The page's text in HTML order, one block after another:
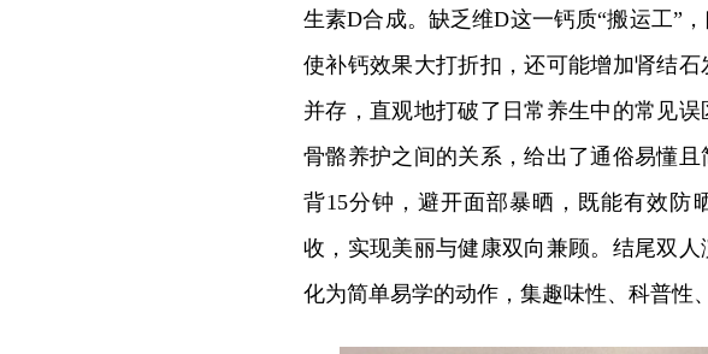
生素D合成。缺乏维D这一钙质“搬运工”
使补钙效果大打折扣，还可能增加肾结
并存，直观地打破了日常养生中的常见
骨骼养护之间的关系，给出了通俗易懂
背15分钟，避开面部暴晒，既能有效防
收，实现美丽与健康双向兼顾。结尾双
化为简单易学的动作，集趣味性、科普性